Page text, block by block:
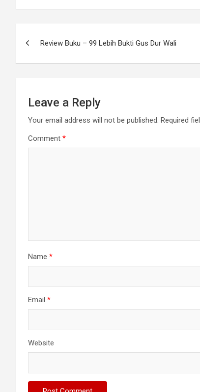
Review Buku – 99 Lebih Bukti Gus Dur Wali
Leave a Reply
Your email address will not be published. Required
Comment *
Name *
Email *
Website